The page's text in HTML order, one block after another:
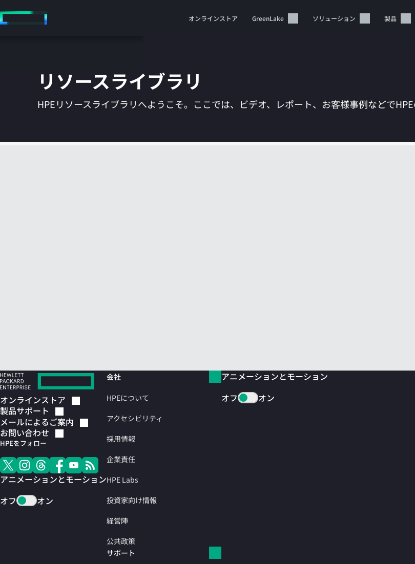
イ
ッ
オンラインストア GreenLake ソリューション 製品
カートは空です
リソースライブラリ
HPEリソースライブラリへようこそ。ここでは、ビデオ、レポート、お客様事例などで
オンラインストア
製品サポート
メールによるご案内
お問い合わせ
HPEをフォロー
アニメーションとモーション
オフ
オン
会社
HPEについて
アクセシビリティ
採用情報
企業責任
HPE Labs
投資家向け情報
経営陣
公共政策
サポート
アニメーションとモーション
オフ
オン